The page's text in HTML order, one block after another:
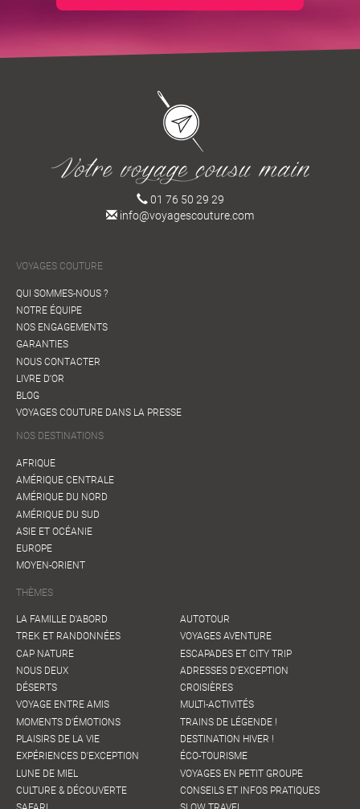
01 76 50 29 29
info@voyagescouture.com
VOYAGES COUTURE
QUI SOMMES-NOUS ?
NOTRE ÉQUIPE
NOS ENGAGEMENTS
GARANTIES
NOUS CONTACTER
LIVRE D'OR
BLOG
VOYAGES COUTURE DANS LA PRESSE
NOS DESTINATIONS
AFRIQUE
AMÉRIQUE CENTRALE
AMÉRIQUE DU NORD
AMÉRIQUE DU SUD
ASIE ET OCÉANIE
EUROPE
MOYEN-ORIENT
THÈMES
LA FAMILLE D'ABORD
TREK ET RANDONNÉES
CAP NATURE
NOUS DEUX
DÉSERTS
VOYAGE ENTRE AMIS
MOMENTS D'ÉMOTIONS
PLAISIRS DE LA VIE
EXPÉRIENCES D'EXCEPTION
LUNE DE MIEL
CULTURE & DÉCOUVERTE
AUTOTOUR
VOYAGES AVENTURE
ESCAPADES ET CITY TRIP
ADRESSES D'EXCEPTION
CROISIÈRES
MULTI-ACTIVITÉS
TRAINS DE LÉGENDE !
DESTINATION HIVER !
ÉCO-TOURISME
VOYAGES EN PETIT GROUPE
CONSEILS ET INFOS PRATIQUES